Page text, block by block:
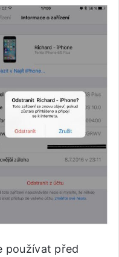
používat před